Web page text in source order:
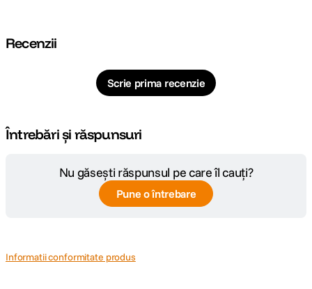
Recenzii
Scrie prima recenzie
Întrebări și răspunsuri
Nu găsești răspunsul pe care îl cauți?
Pune o întrebare
Informatii conformitate produs